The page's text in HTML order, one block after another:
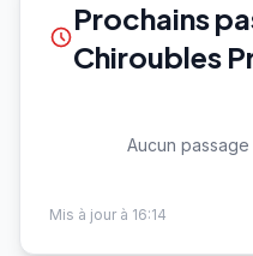
Prochains
Chiroubles
Aucun
Mis à jour à 16:14